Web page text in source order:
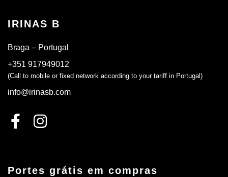
IRINAS B
Braga – Portugal
+351 917949012
(Call to mobile or fixed network according to your tariff in Portugal)
info@irinasb.com
Portes grátis em compras